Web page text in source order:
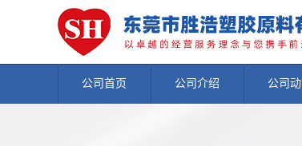
公司首页 公司介绍 公司